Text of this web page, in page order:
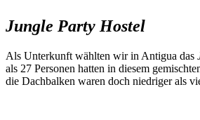
Jungle Party Hostel
Als Unterkunft wählten wir in Antigua das
als 27 Personen hatten in diesem
die Dachbalken waren doch niedriger als